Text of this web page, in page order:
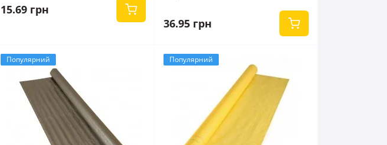
15.69 грн
36.95 грн
Популярний Популярний